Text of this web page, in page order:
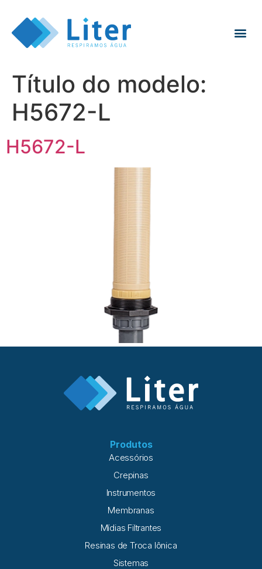
Título do modelo:
H5672-L
H5672-L
Produtos
Acessórios
Crepinas
Instrumentos
Membranas
Mídias Filtrantes
Resinas de Troca Iônica
Sistemas